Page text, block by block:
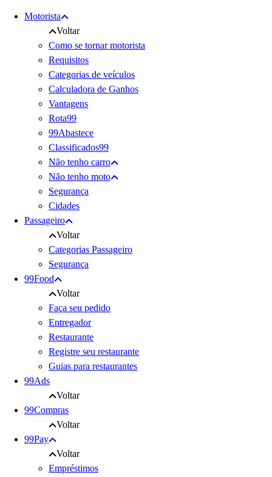
Motorista
Voltar
Como se tornar motorista
Requisitos
Categorias de veículos
Calculadora de Ganhos
Vantagens
Rota99
99Abastece
Classificados99
Não tenho carro
Não tenho moto
Segurança
Cidades
Passageiro
Voltar
Categorias Passageiro
Segurança
99Food
Voltar
Faça seu pedido
Entregador
Restaurante
Registre seu restaurante
Guias para restaurantes
99Ads
Voltar
99Compras
Voltar
99Pay
Voltar
Empréstimos